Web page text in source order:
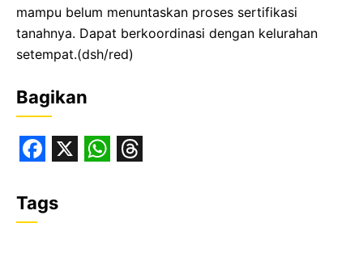
mampu belum menuntaskan proses sertifikasi
tanahnya. Dapat berkoordinasi dengan kelurahan
setempat.(dsh/red)
Bagikan
a
c
Tags